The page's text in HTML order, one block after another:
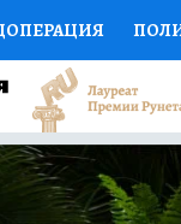
СПОРТ
НА СПОРТ